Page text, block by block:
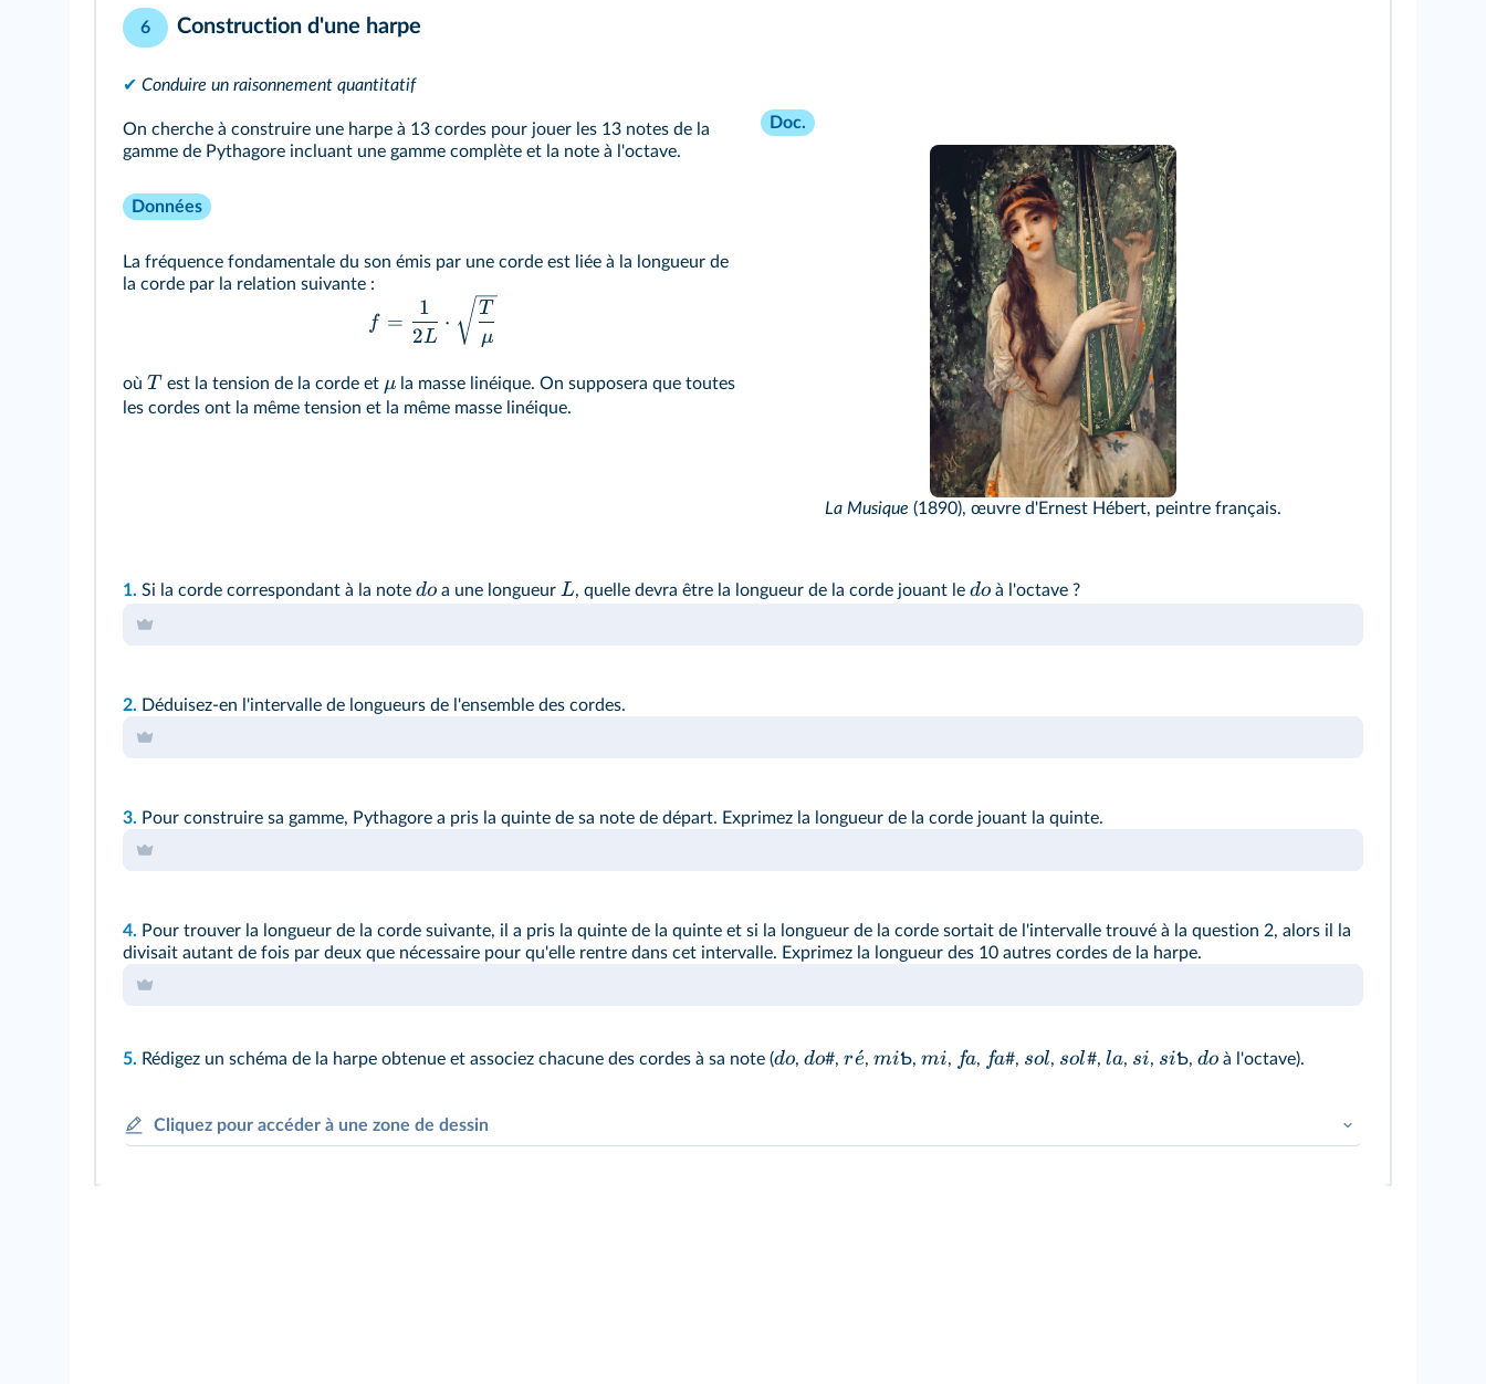
6 Construction d'une harpe
✔ Conduire un raisonnement quantitatif
On cherche à construire une harpe à 13 cordes pour jouer les 13 notes de la
gamme de Pythagore incluant une gamme complète et la note à l'octave.
Données
La fréquence fondamentale du son émis par une corde est liée à la longueur de
la corde par la relation suivante :
f =
2L
1
⋅
μ
T
où T est la tension de la corde et μla masse linéique. On supposera que toutes
les cordes ont la même tension et la même masse linéique.
Doc.
La Musique (1890), œuvre d'Ernest Hébert, peintre français.
1. Si la corde correspondant à la note do a une longueur L, quelle devra être la longueur de la corde jouant le do à l'octave ?
2. Déduisez-en l'intervalle de longueurs de l'ensemble des cordes.
3. Pour construire sa gamme, Pythagore a pris la quinte de sa note de départ. Exprimez la longueur de la corde jouant la quinte.
4. Pour trouver la longueur de la corde suivante, il a pris la quinte de la quinte et si la longueur de la corde sortait de l'intervalle trouvé à la question 2, alors il la
divisait autant de fois par deux que nécessaire pour qu'elle rentre dans cet intervalle. Exprimez la longueur des 10 autres cordes de la harpe.
5. Rédigez un schéma de la harpe obtenue et associez chacune des cordes à sa note (do, do#, re
ˊ, miƄ, mi, fa, fa#, sol, sol#, la, si, siƄ, do à l'octave).
Cliquez pour accéder à une zone de dessin